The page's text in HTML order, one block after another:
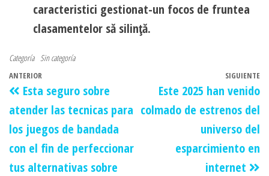
caracteristici gestionat-un focos de fruntea
clasamentelor să silinţă.
Categoría Sin categoría
ANTERIOR
Esta seguro sobre
atender las tecnicas para
los juegos de bandada
con el fin de perfeccionar
tus alternativas sobre
SIGUIENTE
Este 2025 han venido
colmado de estrenos del
universo del
esparcimiento en
internet